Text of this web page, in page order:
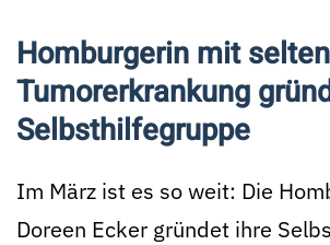
Homburgerin mit
Tumorerkrankung
Selbsthilfegruppe
Im März ist es so weit: Die
Doreen Ecker gründet ihre